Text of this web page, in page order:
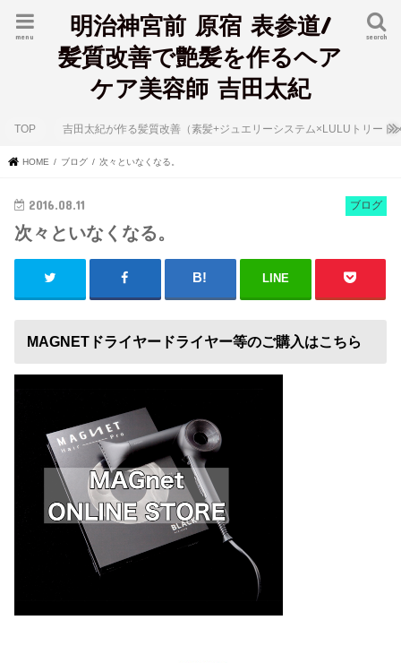
明治神宮前 原宿 表参道/
髪質改善で艶髪を作るヘア
ケア美容師 吉田太紀
search
menu
TOP 吉田太紀が作る髪質改善（素髪+ジュエリーシステム×LULUトリート
HOME ブログ 次々といなくなる。
ブログ
2016.08.11
次々といなくなる。
LINE
MAGNETドライヤードライヤー等のご購入はこちら